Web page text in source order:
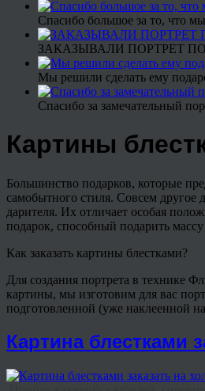
Спасибо большое за то, что
ЗАКАЗЫВАЛИ ПОРТРЕТ
Мы решили сделать ему
Спасибо за замечательный
Картины
Большинство подарков, которые
самобытного стиля. Совсем другое
дарителя. Их отличает особая
подарок, способный подарить
Как заказать картины блестками?
Для создания портрета в технике
картины, мы изготовим для вас
подготовленной (уже наклеенной
Картина блестками